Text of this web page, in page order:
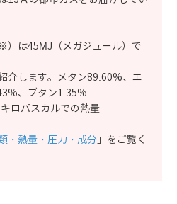
）は45MJ（メガジュール）で
介します。メタン89.60%、エ
、ブタン1.35%
ロパスカルでの熱量
・熱量・圧力・成分 」をご覧く